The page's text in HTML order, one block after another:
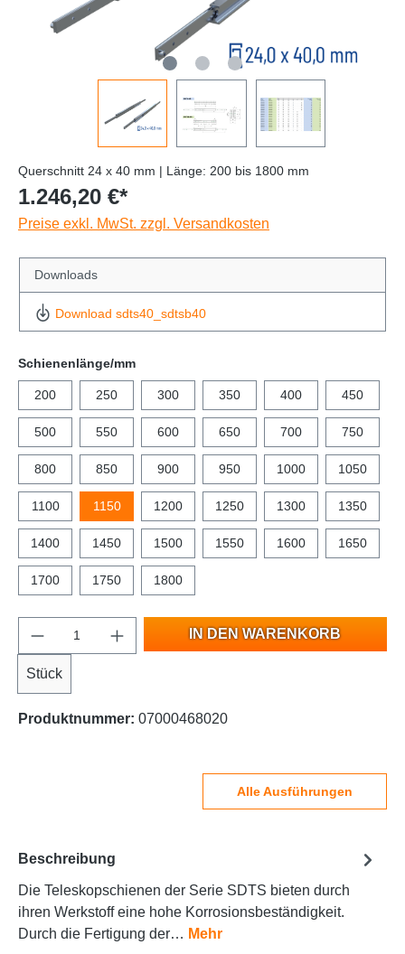
Querschnitt 24 x 40 mm | Länge: 200 bis 1800 mm
1.246,20 €*
Preise exkl. MwSt. zzgl. Versandkosten
Downloads
Download sdts40_sdtsb40
Schienenlänge/mm
200 250 300 350 400 450
500 550 600 650 700 750
800 850 900 950 1000 1050
1100 1150 1200 1250 1300 1350
1400 1450 1500 1550 1600 1650
1700 1750 1800
Stück
IN DEN WARENKORB
Produktnummer: 07000468020
Alle Ausführungen
Beschreibung
Die Teleskopschienen der Serie SDTS bieten durch
ihren Werkstoff eine hohe Korrosionsbeständigkeit.
Durch die Fertigung der… Mehr